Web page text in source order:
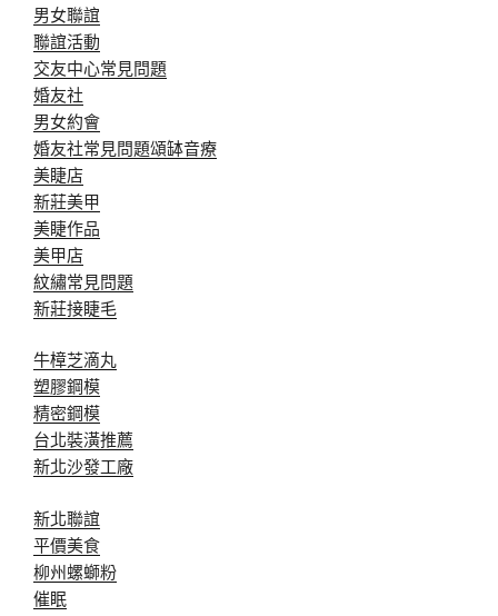
男女聯誼
聯誼活動
交友中心常見問題
婚友社
男女約會
婚友社常見問題頌缽音療
美睫店
新莊美甲
美睫作品
美甲店
紋繡常見問題
新莊接睫毛
牛樟芝滴丸
塑膠鋼模
精密鋼模
台北裝潢推薦
新北沙發工廠
新北聯誼
平價美食
柳州螺螄粉
催眠